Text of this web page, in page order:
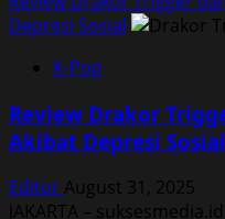
Depresi Sosial
K-Pop
Review Drakor
Akibat Depresi Sosial
Editor August 31, 2025
JAKARTA –